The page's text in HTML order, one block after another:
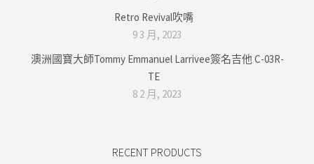
Retro Revival吹嘴
9 3 月, 2023
澳洲國寶大師Tommy Emmanuel Larrivee簽名吉他 C-03R-
TE
8 2 月, 2023
RECENT PRODUCTS